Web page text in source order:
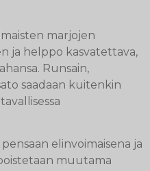
marjojen
ja helppo kasvatettava,
Runsain,
saadaan kuitenkin
elinvoimaisena ja
muutama